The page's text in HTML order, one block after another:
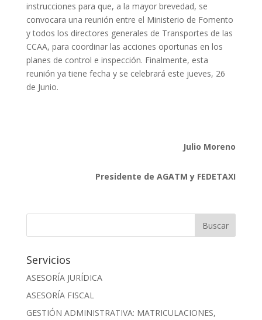
instrucciones para que, a la mayor brevedad, se
convocara una reunión entre el Ministerio de Fomento
y todos los directores generales de Transportes de las
CCAA, para coordinar las acciones oportunas en los
planes de control e inspección. Finalmente, esta
reunión ya tiene fecha y se celebrará este jueves, 26
de Junio.
Julio Moreno
Presidente de AGATM y FEDETAXI
Servicios
ASESORÍA JURÍDICA
ASESORÍA FISCAL
GESTIÓN ADMINISTRATIVA: MATRICULACIONES,